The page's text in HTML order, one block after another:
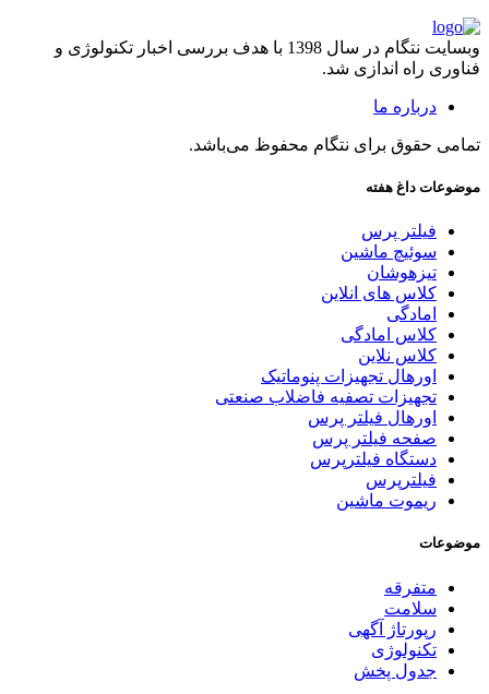
وبسایت نتگام در سال 1398 با هدف بررسی اخبار تکنولوژی و
فناوری راه اندازی شد.
درباره ما
تمامی حقوق برای نتگام محفوظ می‌باشد.
موضوعات داغ هفته
فیلتر پرس
سوئیچ ماشین
تیزهوشان
کلاس های انلاین
امادگی
کلاس امادگی
کلاس نلاین
اورهال تجهیزات پنوماتیک
تجهیزات تصفیه فاضلاب صنعتی
اورهال فیلتر پرس
صفحه فیلتر پرس
دستگاه فیلترپرس
فیلترپرس
ریموت ماشین
موضوعات
متفرقه
سلامت
رپورتاژ آگهی
تکنولوژی
جدول پخش